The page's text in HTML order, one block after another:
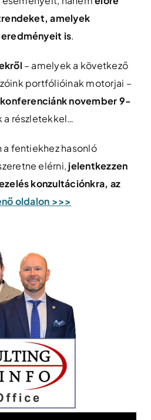
amelyek
is.
– amelyek a következő
portfólióinak motorjai –
november 9-
a részletekkel…
fentiekhez hasonló
elérni, jelentkezzen
konzultációnkra, az
oldalon >>>